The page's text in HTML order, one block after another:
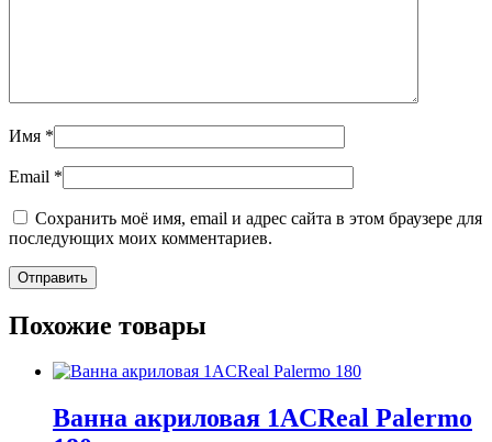
Имя *
Email *
Сохранить моё имя, email и адрес сайта в этом браузере для
последующих моих комментариев.
Похожие товары
Ванна акриловая 1ACReal Palermo